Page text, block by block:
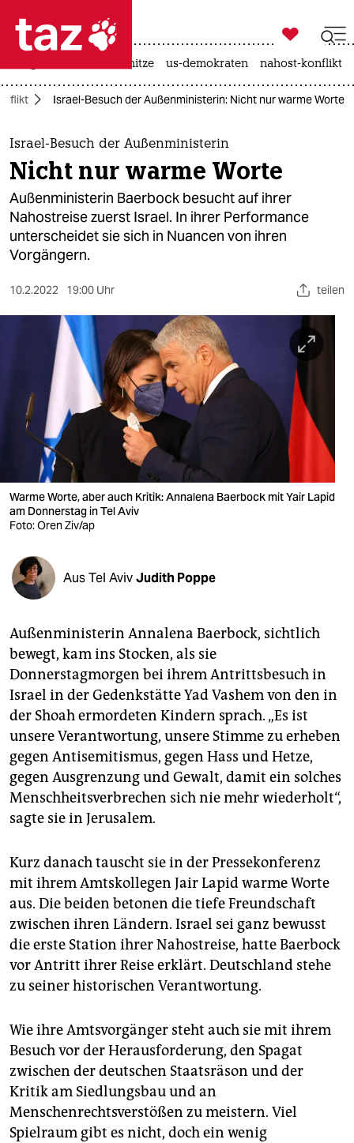
 taz zahl ich
taz zahl ich
themen
politik
öko
gesellschaft
kultur
sport
nord
wahrheit
verlag
verlag
veranstaltungen
shop
fragen & hilfe
abo
genossenschaft
epaper login

taz zahl ich
hitze us-demokraten nahost-konflikt
Israel-Besuch der Außenministerin: Nicht nur warme Worte
Israel-Besuch der Außenministerin
Nicht nur warme Worte
Außenministerin Baerbock besucht auf ihrer
Nahostreise zuerst Israel. In ihrer Performance
unterscheidet sie sich in Nuancen von ihren
Vorgängern.
10.2.2022 19:00 Uhr teilen
Warme Worte, aber auch Kritik: Annalena Baerbock mit Yair Lapid
am Donnerstag in Tel Aviv
Foto: Oren Ziv/ap
Aus Tel AvivJudith Poppe
Außenministerin Annalena Baerbock, sichtlich
bewegt, kam ins Stocken, als sie
Donnerstagmorgen bei ihrem Antrittsbesuch in
Israel in der Gedenkstätte Yad Vashem von den in
der Shoah ermordeten Kindern sprach. „Es ist
unsere Verantwortung, unsere Stimme zu erheben
gegen Antisemitismus, gegen Hass und Hetze,
gegen Ausgrenzung und Gewalt, damit ein solches
Menschheitsverbrechen sich nie mehr wiederholt“,
sagte sie in Jerusalem.
Kurz danach tauscht sie in der Pressekonferenz
mit ihrem Amtskollegen Jair Lapid warme Worte
aus. Die beiden betonen die tiefe Freundschaft
zwischen ihren Ländern. Israel sei ganz bewusst
die erste Station ihrer Nahostreise, hatte Baerbock
vor Antritt ihrer Reise erklärt. Deutschland stehe
zu seiner historischen Verantwortung.
Wie ihre Amtsvorgänger steht auch sie mit ihrem
Besuch vor der Herausforderung, den Spagat
zwischen der deutschen Staatsräson und der
Kritik am Siedlungsbau und an
Menschenrechtsverstößen zu meistern. Viel
Spielraum gibt es nicht, doch ein wenig